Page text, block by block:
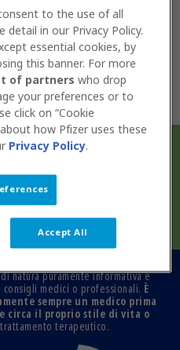
con
natura puramente informativa e
medici o professionali. È
sempre un medico prima
circa il proprio stile di vita o
terapeutico.
non devono essere
patologia o disturbo
farmaci e non
il consiglio o
medico.
di prendere qualunque
stile di vitao
un trattamento
il consiglio del
operatore sanitario
medica.
su
in questo sito è
to the use of all
detail in our Privacy Policy.
essential cookies, by
this banner. For more
of partners who drop
your preferences or to
click on “Cookie
how Pfizer uses these
Privacy Policy.
Accept All